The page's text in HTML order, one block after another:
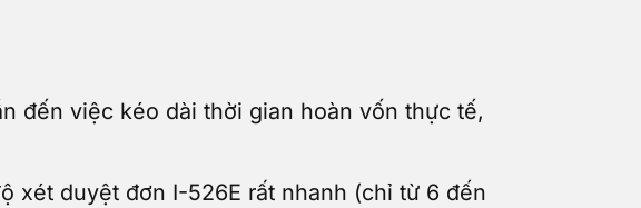
đến việc kéo dài thời gian hoàn vốn thực tế,
xét duyệt đơn I-526E rất nhanh (chỉ từ 6 đến